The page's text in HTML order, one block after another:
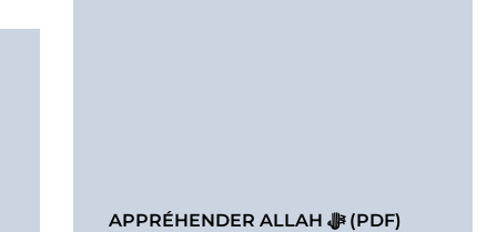
APPRÉHENDER ALLAH ﷻ (PDF)